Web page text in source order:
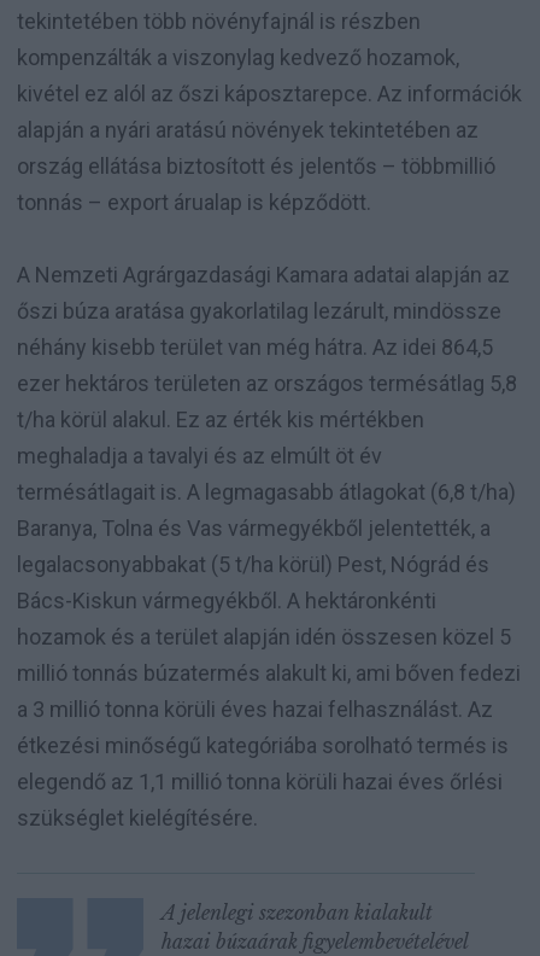
tekintetében több növényfajnál is részben
kompenzálták a viszonylag kedvező hozamok,
kivétel ez alól az őszi káposztarepce. Az információk
alapján a nyári aratású növények tekintetében az
ország ellátása biztosított és jelentős – többmillió
tonnás – export árualap is képződött.
A Nemzeti Agrárgazdasági Kamara adatai alapján az
őszi búza aratása gyakorlatilag lezárult, mindössze
néhány kisebb terület van még hátra. Az idei 864,5
ezer hektáros területen az országos termésátlag 5,8
t/ha körül alakul. Ez az érték kis mértékben
meghaladja a tavalyi és az elmúlt öt év
termésátlagait is. A legmagasabb átlagokat (6,8 t/ha)
Baranya, Tolna és Vas vármegyékből jelentették, a
legalacsonyabbakat (5 t/ha körül) Pest, Nógrád és
Bács-Kiskun vármegyékből. A hektáronkénti
hozamok és a terület alapján idén összesen közel 5
millió tonnás búzatermés alakult ki, ami bőven fedezi
a 3 millió tonna körüli éves hazai felhasználást. Az
étkezési minőségű kategóriába sorolható termés is
elegendő az 1,1 millió tonna körüli hazai éves őrlési
szükséglet kielégítésére.
A jelenlegi szezonban kialakult
hazai búzaárak figyelembevételével